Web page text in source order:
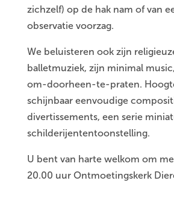
zichzelf) op de hak nam of van
observatie voorzag.
We beluisteren ook zijn
balletmuziek, zijn minimal
om-doorheen-te-praten.
schijnbaar eenvoudige
divertissements, een serie
schilderijententoonstelling.
U bent van harte welkom om
20.00 uur Ontmoetingskerk